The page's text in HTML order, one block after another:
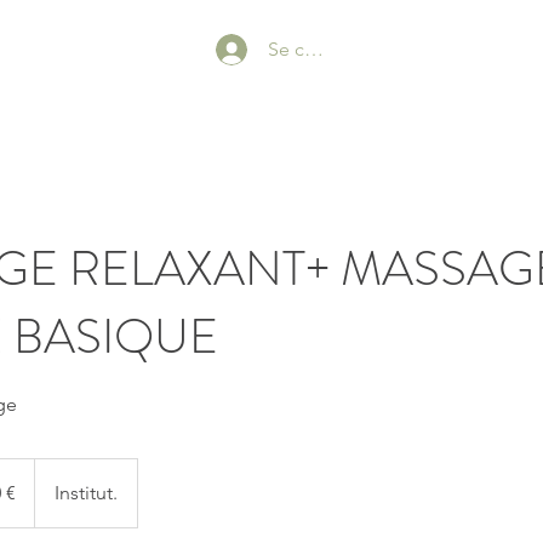
Se connecter
RELAXANT+
€ Institut.